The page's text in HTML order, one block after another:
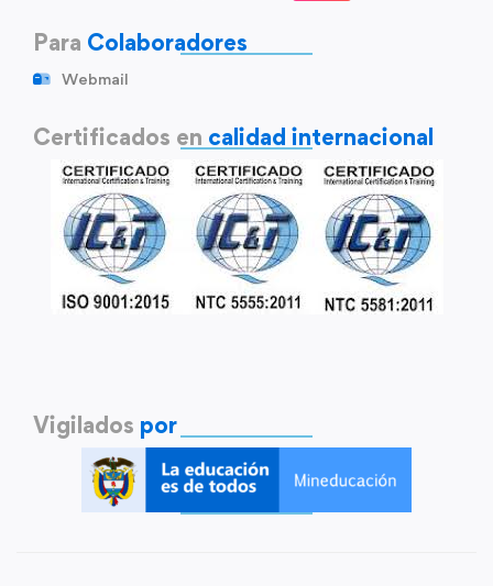
Para Colaboradores
Webmail
Certificados en calidad internacional
Vigilados por